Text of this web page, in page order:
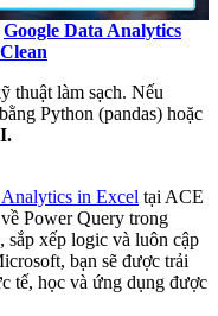
Google Data Analytics
thuật làm sạch. Nếu
Python (pandas) hoặc
in Excel tại ACE
Power Query trong
xếp logic và luôn cập
bạn sẽ được trải
tế, học và ứng dụng được